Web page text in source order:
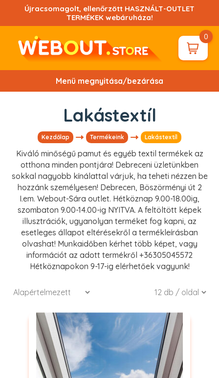
tartalomhoz!
Újracsomagolt, ellenőrzött HASZNÁLT-OUTLET
TERMÉKEK webáruháza!
0
Menü megnyitása/bezárása
Lakástextíl
Kezdőlap Termékeink Lakástextíl
Kiváló minőségű pamut és egyéb textil termékek az
otthona minden pontjára! Debreceni üzletünkben
sokkal nagyobb kínálattal várjuk, ha teheti nézzen be
hozzánk személyesen! Debrecen, Böszörményi út 2
I.em. Webout-Sára outlet. Hétköznap 9.00-18.00ig,
szombaton 9.00-14.00-ig NYITVA. A feltöltött képek
illusztrációk, ugyanolyan terméket fog kapni, az
esetleges állapot eltérésekről a termékleírásban
olvashat! Munkaidőben kérhet több képet, vagy
információt az adott termékről +36305045572
Hétköznapokon 9-17-ig elérhetőek vagyunk!